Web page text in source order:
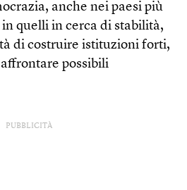
anche nei paesi più
quelli in cerca di stabilità,
di costruire istituzioni forti,
possibili
PUBBLICITÀ